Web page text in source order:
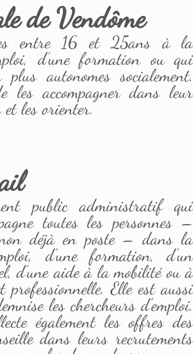
de Vendôme
entre 16 et 25ans à la
d’une formation ou qui
autonomes socialement.
les accompagner dans leur
et les orienter.
public administratif qui
toutes les personnes –
non déjà en poste – dans la
d’une formation, d’un
d’une aide à la mobilité ou à
professionnelle. Elle est aussi
les chercheurs d'emploi.
également les offres des
dans leurs recrutements